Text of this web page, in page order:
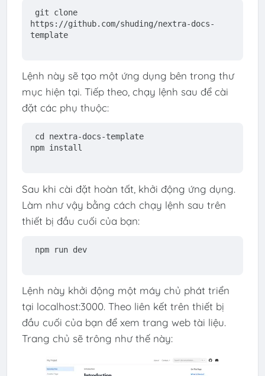
git clone
https://github.com/shuding/nextra-docs-
template
Lệnh này sẽ tạo một ứng dụng bên trong thư
mục hiện tại. Tiếp theo, chạy lệnh sau để cài
đặt các phụ thuộc:
cd nextra-docs-template
npm install
Sau khi cài đặt hoàn tất, khởi động ứng dụng.
Làm như vậy bằng cách chạy lệnh sau trên
thiết bị đầu cuối của bạn:
npm run dev
Lệnh này khởi động một máy chủ phát triển
tại localhost:3000. Theo liên kết trên thiết bị
đầu cuối của bạn để xem trang web tài liệu.
Trang chủ sẽ trông như thế này: